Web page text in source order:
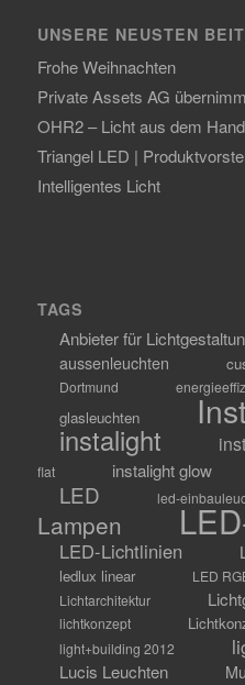
UNSERE NEUSTEN
Frohe Weihnachten
Private Assets AG
OHR2 – Licht aus dem
Triangel LED |
Intelligentes Licht
TAGS
Anbieter für
aussenleuchten
Dortmund
glasleuchten
instalight
flat
instalight glow
LED
led-
Lampen
LED-Lichtlinien
ledlux linear LED
Lichtarchitektur
lichtkonzept
light+building 2012
Lucis Leuchten